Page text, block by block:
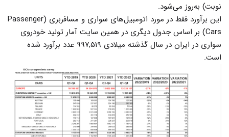
نوبت) به‌روز می‌شود.
این برآورد فقط در مورد اتومبیل‌های سواری و مسافربری (Passenger
Cars) بر اساس جدول دیگری در همین سایت آمار تولید خودروی
سواری در ایران در سال گذشته میلادی ۹۹۷,۵۱۹ عدد برآورد شده
است.